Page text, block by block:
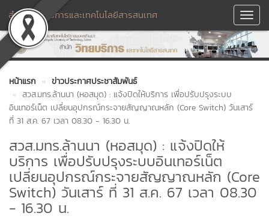
สำนักวิทยบริการและเทคโนโลยีสารสนเทศ
หน้าแรก
ข่าวประกาศประชาสัมพันธ์
สวส.มทร.ล้านนา (หอสมุด) : แจ้งปิดให้บริการ เพื่อปรับปรุงระบบ
อินเทอร์เน็ต เปลี่ยนอุปกรณ์กระจายสัญญาณหลัก (Core Switch) วันเสาร์
ที่ 31 ส.ค. 67 เวลา 08.30 - 16.30 น.
สวส.มทร.ล้านนา (หอสมุด) : แจ้งปิดให้
บริการ เพื่อปรับปรุงระบบอินเทอร์เน็ต
เปลี่ยนอุปกรณ์กระจายสัญญาณหลัก (Core
Switch) วันเสาร์ ที่ 31 ส.ค. 67 เวลา 08.30
- 16.30 น.